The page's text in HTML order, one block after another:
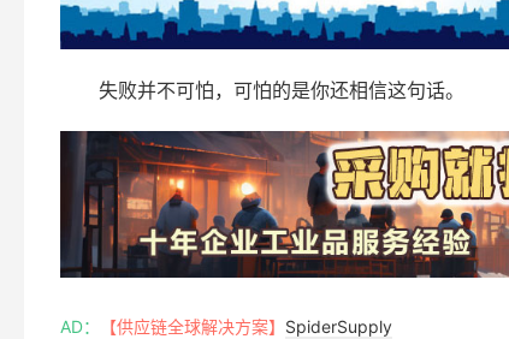
失败并不可怕，可怕的是你还相信这句话。
AD： 【供应链全球解决方案】 SpiderSupply